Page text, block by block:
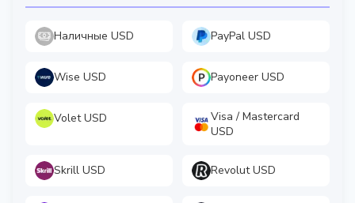
Наличные USD PayPal USD
Wise USD Payoneer USD
Volet USD
Visa / Mastercard
USD
Skrill USD Revolut USD